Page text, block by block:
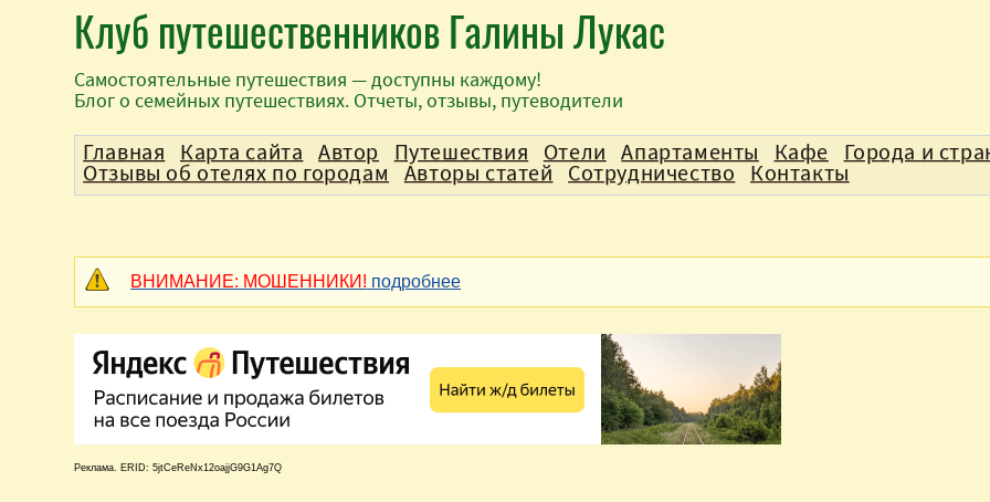
Клуб путешественников Галины Лукас
Самостоятельные путешествия — доступны каждому!
Блог о семейных путешествиях. Отчеты, отзывы, путеводители
ВНИМАНИЕ: МОШЕННИКИ! подробнее
Реклама. ERID: 5jtCeReNx12oajjG9G1Ag7Q
Главная Карта сайта Автор Путешествия Отели Апартаменты Кафе Города и
Отзывы об отелях по городам Авторы статей Сотрудничество Контакты